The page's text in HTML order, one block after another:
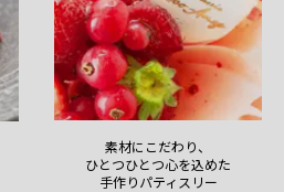
素材にこだわり、
ひとつひとつ心を込めた
手作りパティスリー